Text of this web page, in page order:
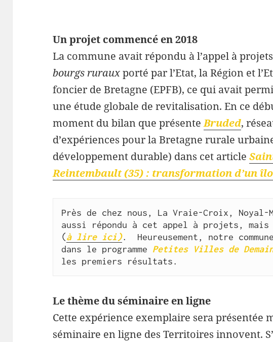
Un projet commencé en 2018
La commune avait répondu à l’appel à
bourgs rurauxporté par l’Etat, la Région et
foncier de Bretagne (EPFB), ce qui avait
une étude globale de revitalisation. En ce
moment du bilan que présenteBruded,
d’expériences pour la Bretagne rurale
développement durable) dans cet article
Reintembault (35) : transformation d’un
Près de chez nous, La Vraie-Croix,
aussi répondu à cet appel à projets, mais
(à lire ici).  Heureusement, notre
dans le programme Petites Villes de
les premiers résultats.
Le thème du séminaire en ligne
Cette expérience exemplaire sera présentée
séminaire en ligne des Territoires innovent.